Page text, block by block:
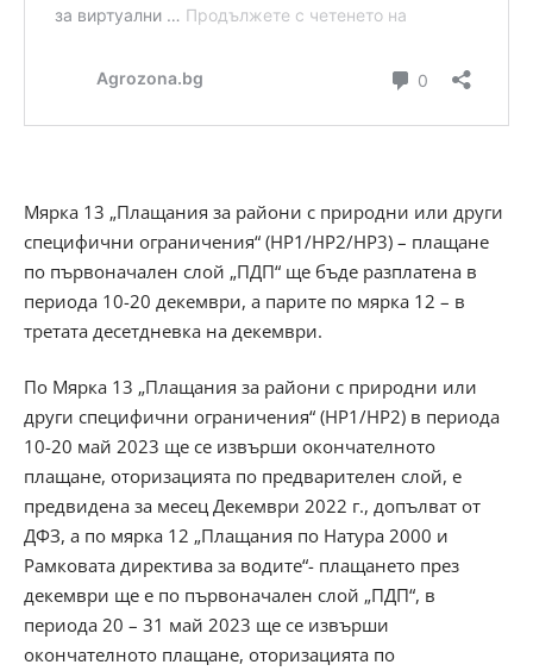
Мярка 13 „Плащания за райони с природни или други
специфични ограничения“ (НР1/НР2/НР3) – плащане
по първоначален слой „ПДП“ ще бъде разплатена в
периода 10-20 декември, а парите по мярка 12 – в
третата десетдневка на декември.
По Мярка 13 „Плащания за райони с природни или
други специфични ограничения“ (НР1/НР2) в периода
10-20 май 2023 ще се извърши окончателното
плащане, оторизацията по предварителен слой, е
предвидена за месец Декември 2022 г., допълват от
ДФЗ, а по мярка 12 „Плащания по Натура 2000 и
Рамковата директива за водите“- плащането през
декември ще е по първоначален слой „ПДП“, в
периода 20 – 31 май 2023 ще се извърши
окончателното плащане, оторизацията по